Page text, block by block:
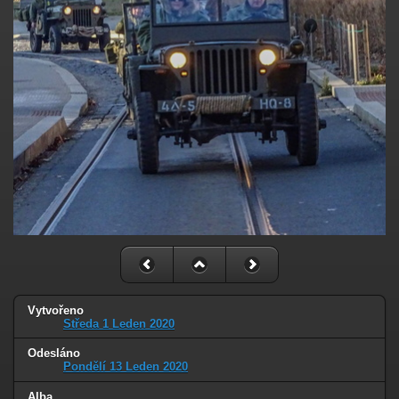
Vytvořeno
Středa 1 Leden 2020
Odesláno
Pondělí 13 Leden 2020